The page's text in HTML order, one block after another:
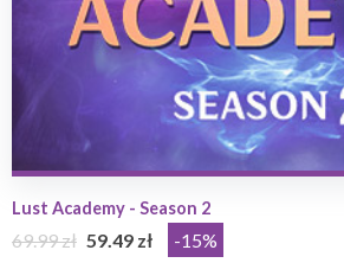
Lust Academy - Season 2
69.99 zł 59.49 zł -15%